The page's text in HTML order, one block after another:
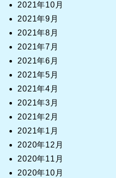
2021年10月
2021年9月
2021年8月
2021年7月
2021年6月
2021年5月
2021年4月
2021年3月
2021年2月
2021年1月
2020年12月
2020年11月
2020年10月